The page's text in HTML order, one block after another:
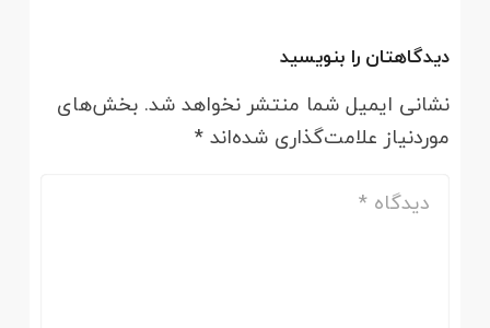
دیدگاهتان را بنویسید
نشانی ایمیل شما منتشر نخواهد شد. بخش‌های
موردنیاز علامت‌گذاری شده‌اند*